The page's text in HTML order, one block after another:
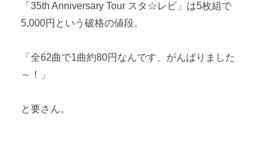
「35th Anniversary Tour スタ☆レビ」は5枚組で
5,000円という破格の値段。
「全62曲で1曲約80円なんです、がんばりました
～！」
と要さん。